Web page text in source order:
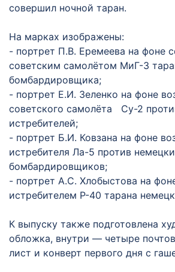
совершил ночной таран.
На марках изображены:
- портрет П.В. Еремеева на фоне
советским самолётом МиГ-3
бомбардировщика;
- портрет Е.И. Зеленко на фоне
советского самолёта Су-2
истребителей;
- портрет Б.И. Ковзана на фоне
истребителя Ла-5 против
бомбардировщиков;
- портрет А.С. Хлобыстова на
истребителем Р-40 тарана
К выпуску также подготовлена
обложка, внутри ― четыре
лист и конверт первого дня с